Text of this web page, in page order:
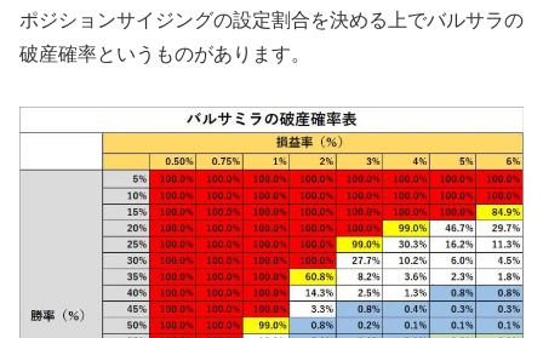
ポジションサイジングの設定割合を決める上でバルサラの
破産確率というものがあります。